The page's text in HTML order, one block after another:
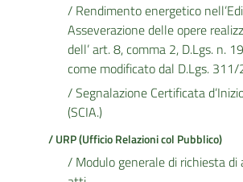
/ Rendimento energetico
Asseverazione delle opere
dell’ art. 8, comma 2, D.Lgs. n.
come modificato dal D.Lgs.
/ Segnalazione Certificata
(SCIA.)
/ URP (Ufficio Relazioni col Pubblico)
/ Modulo generale di richiesta di